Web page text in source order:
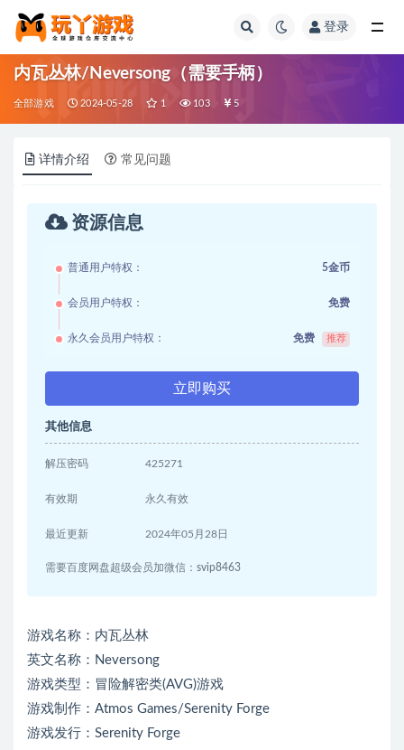
登录
内瓦丛林/Neversong（需要手柄）
全部游戏 2024-05-28 1 103 5
详情介绍 常见问题
资源信息
普通用户特权： 5金币
会员用户特权： 免费
永久会员用户特权： 免费 推荐
立即购买
其他信息
解压密码 425271
有效期 永久有效
最近更新 2024年05月28日
需要百度网盘超级会员加微信：svip8463
游戏名称：内瓦丛林
英文名称：Neversong
游戏类型：冒险解密类(AVG)游戏
游戏制作：Atmos Games/Serenity Forge
游戏发行：Serenity Forge